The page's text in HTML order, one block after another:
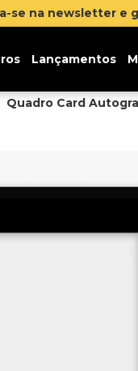
se na newsletter e
Lançamentos
Quadro Card